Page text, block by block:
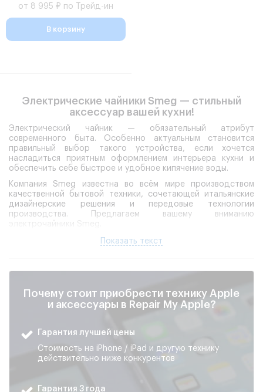
от 8 995 ₽ по Трейд-ин
В корзину
Электрические чайники Smeg — стильный
аксессуар вашей кухни!
Электрический чайник — обязательный атрибут
современного быта. Особенно актуальным становится
правильный выбор такого устройства, если хочется
насладиться приятным оформлением интерьера кухни и
обеспечить себе быстрое и удобное кипячение воды.
Компания Smeg известна во всём мире производством
качественной бытовой техники, сочетающей итальянские
дизайнерские решения и передовые технологии
производства. Предлагаем вашему вниманию
Электротехника Smeg характеризуется рядом важных
характеристик, делающих её привлекательной для
широкого круга потребителей:
Эстетика. Цветовая гамма включает нежные
пастельные тона («лимон», «миндаль») и классические
яркие цвета («красный», «голубой»), придающие
изделию индивидуальности и привлекательности.
Широкий выбор цветов и форматов изделий
под ваш индивидуальный интерьер.
Показать текст
Почему стоит приобрести технику Apple
и аксессуары в Repair My Apple?
Гарантия лучшей цены
Стоимость на iPhone / iPad и другую технику
действительно ниже конкурентов
Гарантия 3 года